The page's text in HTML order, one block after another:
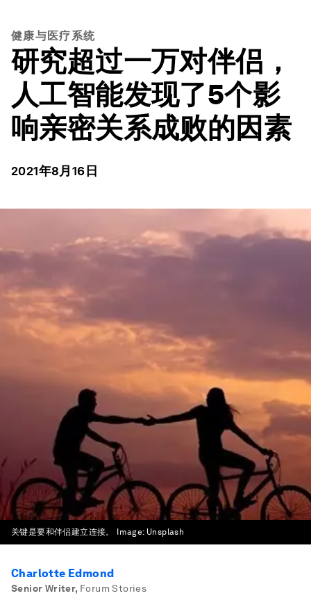
健康与医疗系统
研究超过一万对伴侣，
人工智能发现了5个影
响亲密关系成败的因素
2021年8月16日
关键是要和伴侣建立连接。 Image: Unsplash
Charlotte Edmond
Senior Writer, Forum Stories